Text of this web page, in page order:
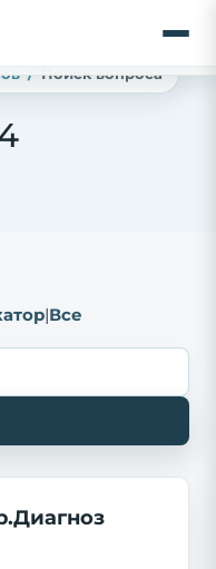
Поиск вопроса
|Все